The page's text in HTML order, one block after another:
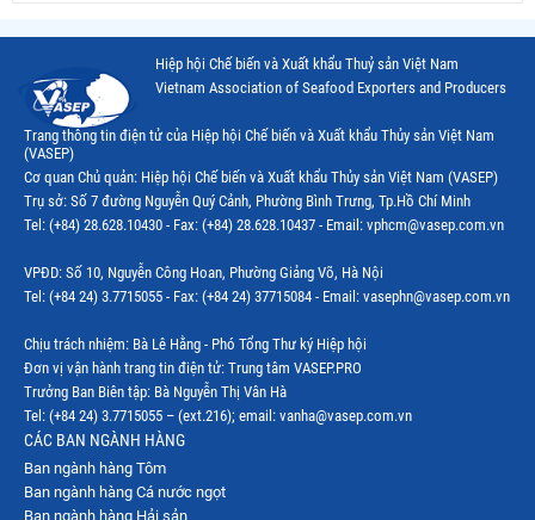
Hiệp hội Chế biến và Xuất khẩu Thuỷ sản Việt Nam
Vietnam Association of Seafood Exporters and Producers
Trang thông tin điện tử của Hiệp hội Chế biến và Xuất khẩu Thủy sản Việt Nam
(VASEP)
Cơ quan Chủ quản: Hiệp hội Chế biến và Xuất khẩu Thủy sản Việt Nam (VASEP)
Trụ sở: Số 7 đường Nguyễn Quý Cảnh, Phường Bình Trưng, Tp.Hồ Chí Minh
Tel: (+84) 28.628.10430 - Fax: (+84) 28.628.10437 - Email: vphcm@vasep.com.vn
VPĐD: Số 10, Nguyễn Công Hoan, Phường Giảng Võ, Hà Nội
Tel: (+84 24) 3.7715055 - Fax: (+84 24) 37715084 - Email: vasephn@vasep.com.vn
Chịu trách nhiệm: Bà Lê Hằng - Phó Tổng Thư ký Hiệp hội
Đơn vị vận hành trang tin điện tử: Trung tâm VASEP.PRO
Trưởng Ban Biên tập: Bà Nguyễn Thị Vân Hà
Tel: (+84 24) 3.7715055 – (ext.216); email: vanha@vasep.com.vn
CÁC BAN NGÀNH HÀNG
Ban ngành hàng Tôm
Ban ngành hàng Cá nước ngọt
Ban ngành hàng Hải sản